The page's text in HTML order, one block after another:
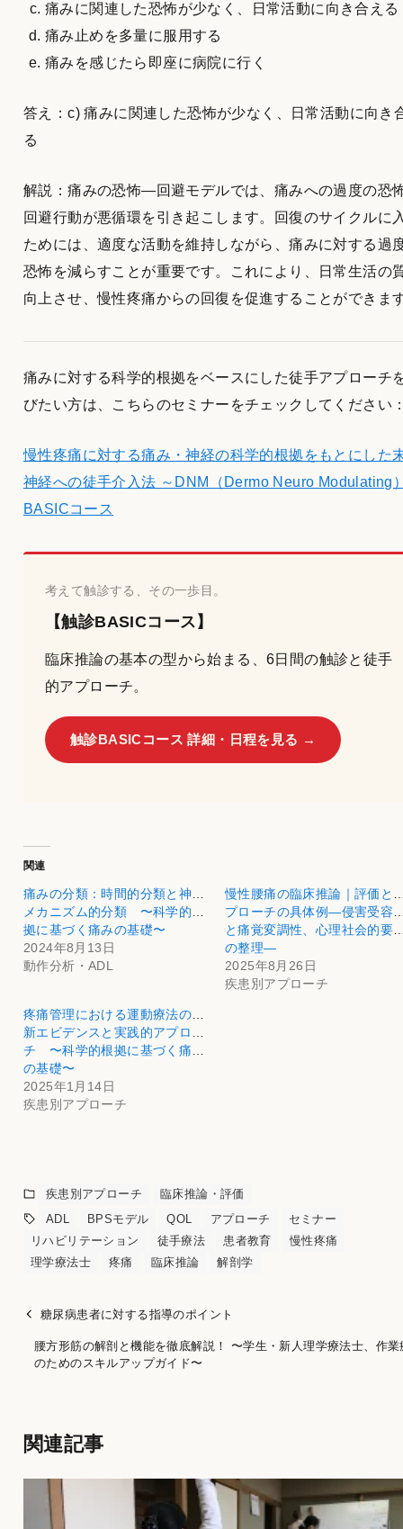
痛みに関連した恐怖が少なく、日常活動に向き合える
痛み止めを多量に服用する
痛みを感じたら即座に病院に行く
答え：c) 痛みに関連した恐怖が少なく、日常活動に向き
る
解説：痛みの恐怖―回避モデルでは、痛みへの過度の恐
回避行動が悪循環を引き起こします。回復のサイクルに
ためには、適度な活動を維持しながら、痛みに対する過
恐怖を減らすことが重要です。これにより、日常生活の
向上させ、慢性疼痛からの回復を促進することができま
痛みに対する科学的根拠をベースにした徒手アプローチ
びたい方は、こちらのセミナーをチェックしてください
慢性疼痛に対する痛み・神経の科学的根拠をもとにした
神経への徒手介入法 ～DNM（Dermo Neuro Modulating
BASICコース
考えて触診する、その一歩目。
【触診BASICコース】
臨床推論の基本の型から始まる、6日間の触診と徒手
的アプローチ。
触診BASICコース 詳細・日程を見る →
関連
痛みの分類：時間的分類と神経
メカニズム的分類 〜科学的根
拠に基づく痛みの基礎〜
2024年8月13日
動作分析・ADL
慢性腰痛の臨床推論｜評価と
プローチの具体例―侵害受容
と痛覚変調性、心理社会的要
の整理―
2025年8月26日
疾患別アプローチ
疼痛管理における運動療法の最
新エビデンスと実践的アプロー
チ 〜科学的根拠に基づく痛み
の基礎〜
2025年1月14日
疾患別アプローチ
疾患別アプローチ
臨床推論・評価
ADL
BPSモデル QOL アプローチ
セミナー
リハビリテーション
徒手療法 患者教育
慢性疼痛
理学療法士
疼痛 臨床推論 解剖学
糖尿病患者に対する指導のポイント
腰方形筋の解剖と機能を徹底解説！ 〜学生・新人理学療法士、作業
のためのスキルアップガイド〜
関連記事